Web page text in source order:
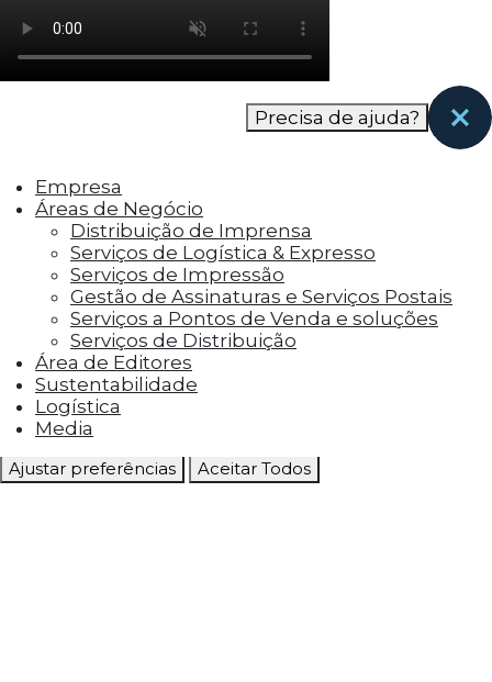
como os visitantes interagem com o site. Esses
cookies ajudam a fornecer informações sobre
as métricas do número de visitantes, taxa de
rejeição, origem do tráfego, etc.
funcionalidades, como compartilhar o
conteúdo do site em plataformas de social
media, coletar feedbacks e outros recursos de
terceiros.
Cookies Marketing
Os cookies de marketing são usados para
entregar aos visitantes anúncios
personalizados com base nas páginas que eles
visitaram antes e analisar a eficácia da
campanha publicitária.
Ajustar preferências Aceitar Todos
Precisa de ajuda?
Empresa
Áreas de Negócio
Distribuição de Imprensa
Serviços de Logística & Expresso
Serviços de Impressão
Gestão de Assinaturas e Serviços Postais
Serviços a Pontos de Venda e soluções
Serviços de Distribuição
Área de Editores
Sustentabilidade
Logística
Media